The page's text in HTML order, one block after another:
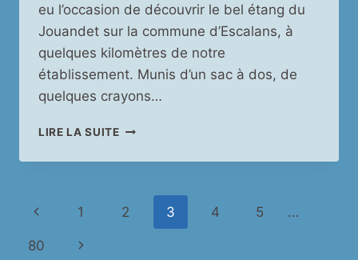
eu l’occasion de découvrir le bel étang du
Jouandet sur la commune d’Escalans, à
quelques kilomètres de notre
établissement. Munis d’un sac à dos, de
quelques crayons…
LIRE LA SUITEQUOI
MIEUX
DÉCOUVRIR
LA
NOTION
Navigation
de
Page
précédente
1 2 3 4 5 …
80
Page